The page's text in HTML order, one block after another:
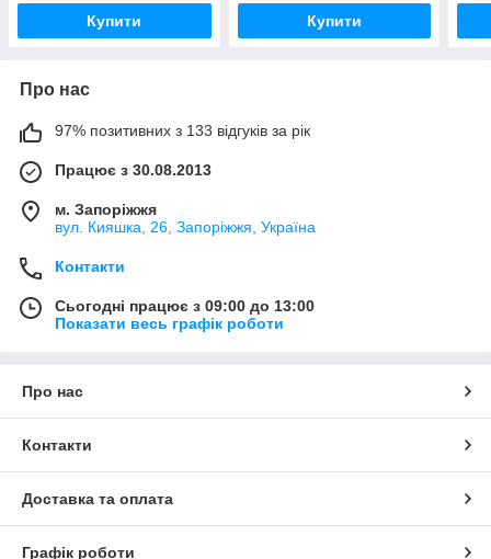
Купити Купити
Про нас
97% позитивних з 133 відгуків за рік
Працює з 30.08.2013
м. Запоріжжя
вул. Кияшка, 26, Запоріжжя, Україна
Контакти
Сьогодні працює з 09:00 до 13:00
Показати весь графік роботи
Про нас
Контакти
Доставка та оплата
Графік роботи